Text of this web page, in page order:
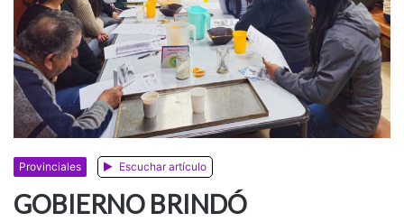
Provinciales Escuchar artículo
GOBIERNO BRINDÓ